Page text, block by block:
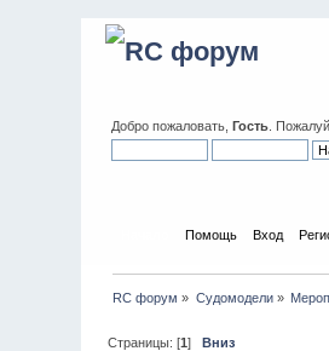
Добро пожаловать,Гость .
Помощь Вход
RC форум » Судомодели»
Страницы: [1]Вниз